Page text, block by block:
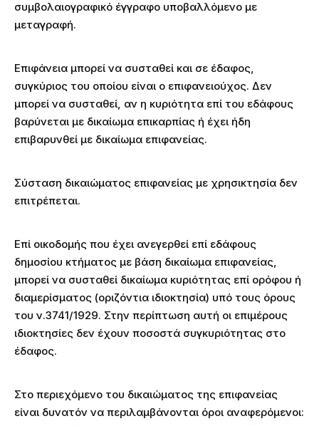
συμβολαιογραφικό έγγραφο υποβαλλόμενο με
μεταγραφή.
Επιφάνεια μπορεί να συσταθεί και σε έδαφος,
συγκύριος του οποίου είναι ο επιφανειούχος. Δεν
μπορεί να συσταθεί, αν η κυριότητα επί του εδάφους
βαρύνεται με δικαίωμα επικαρπίας ή έχει ήδη
επιβαρυνθεί με δικαίωμα επιφανείας.
Σύσταση δικαιώματος επιφανείας με χρησικτησία δεν
επιτρέπεται.
Επί οικοδομής που έχει ανεγερθεί επί εδάφους
δημοσίου κτήματος με βάση δικαίωμα επιφανείας,
μπορεί να συσταθεί δικαίωμα κυριότητας επί ορόφου ή
διαμερίσματος (οριζόντια ιδιοκτησία) υπό τους όρους
του ν.3741/1929. Στην περίπτωση αυτή οι επιμέρους
ιδιοκτησίες δεν έχουν ποσοστά συγκυριότητας στο
έδαφος.
Στο περιεχόμενο του δικαιώματος της επιφανείας
είναι δυνατόν να περιλαμβάνονται όροι αναφερόμενοι: